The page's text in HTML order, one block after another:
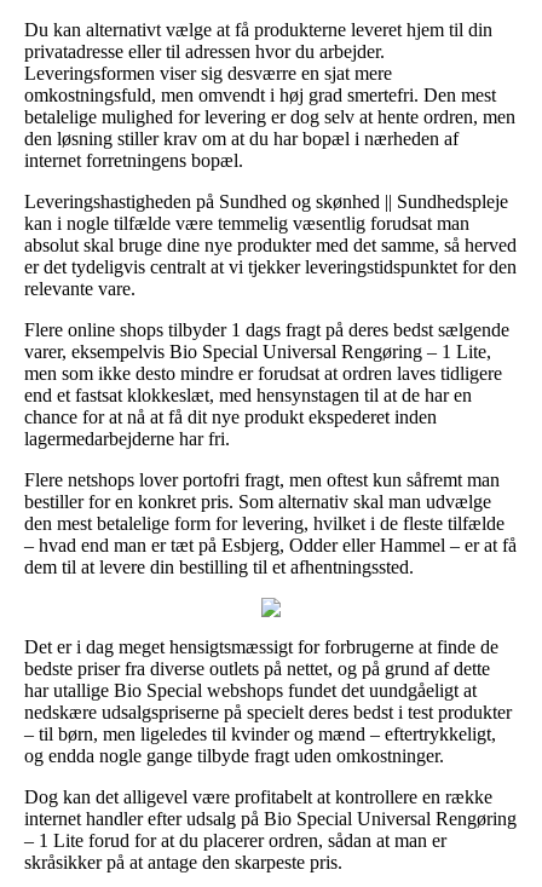
Du kan alternativt vælge at få produkterne leveret hjem til din
privatadresse eller til adressen hvor du arbejder.
Leveringsformen viser sig desværre en sjat mere
omkostningsfuld, men omvendt i høj grad smertefri. Den mest
betalelige mulighed for levering er dog selv at hente ordren, men
den løsning stiller krav om at du har bopæl i nærheden af
internet forretningens bopæl.
Leveringshastigheden på Sundhed og skønhed || Sundhedspleje
kan i nogle tilfælde være temmelig væsentlig forudsat man
absolut skal bruge dine nye produkter med det samme, så herved
er det tydeligvis centralt at vi tjekker leveringstidspunktet for den
relevante vare.
Flere online shops tilbyder 1 dags fragt på deres bedst sælgende
varer, eksempelvis Bio Special Universal Rengøring – 1 Lite,
men som ikke desto mindre er forudsat at ordren laves tidligere
end et fastsat klokkeslæt, med hensynstagen til at de har en
chance for at nå at få dit nye produkt ekspederet inden
lagermedarbejderne har fri.
Flere netshops lover portofri fragt, men oftest kun såfremt man
bestiller for en konkret pris. Som alternativ skal man udvælge
den mest betalelige form for levering, hvilket i de fleste tilfælde
– hvad end man er tæt på Esbjerg, Odder eller Hammel – er at få
dem til at levere din bestilling til et afhentningssted.
Det er i dag meget hensigtsmæssigt for forbrugerne at finde de
bedste priser fra diverse outlets på nettet, og på grund af dette
har utallige Bio Special webshops fundet det uundgåeligt at
nedskære udsalgspriserne på specielt deres bedst i test produkter
– til børn, men ligeledes til kvinder og mænd – eftertrykkeligt,
og endda nogle gange tilbyde fragt uden omkostninger.
Dog kan det alligevel være profitabelt at kontrollere en række
internet handler efter udsalg på Bio Special Universal Rengøring
– 1 Lite forud for at du placerer ordren, sådan at man er
skråsikker på at antage den skarpeste pris.